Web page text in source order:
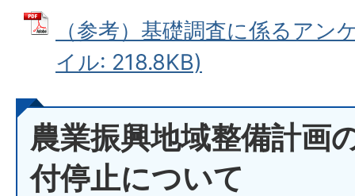
（参考）基礎調査に係るアン
イル: 218.8KB)
農業振興地域整備計画
付停止について